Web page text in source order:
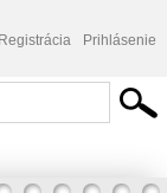
Registrácia Prihlásenie